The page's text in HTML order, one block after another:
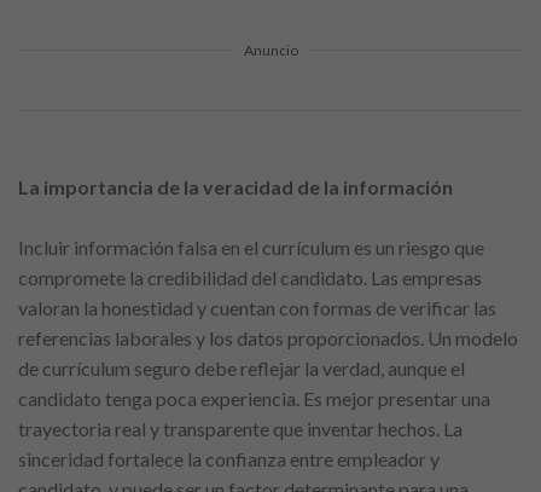
Anuncio
La importancia de la veracidad de la información
Incluir información falsa en el currículum es un riesgo que
compromete la credibilidad del candidato. Las empresas
valoran la honestidad y cuentan con formas de verificar las
referencias laborales y los datos proporcionados. Un modelo
de currículum seguro debe reflejar la verdad, aunque el
candidato tenga poca experiencia. Es mejor presentar una
trayectoria real y transparente que inventar hechos. La
sinceridad fortalece la confianza entre empleador y